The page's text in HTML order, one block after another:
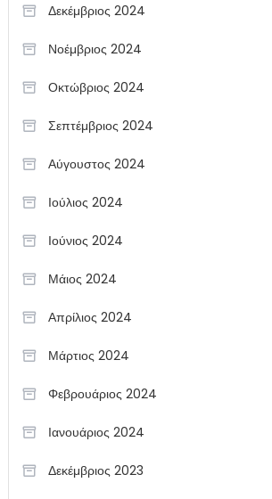
Δεκέμβριος 2024
Νοέμβριος 2024
Οκτώβριος 2024
Σεπτέμβριος 2024
Αύγουστος 2024
Ιούλιος 2024
Ιούνιος 2024
Μάιος 2024
Απρίλιος 2024
Μάρτιος 2024
Φεβρουάριος 2024
Ιανουάριος 2024
Δεκέμβριος 2023